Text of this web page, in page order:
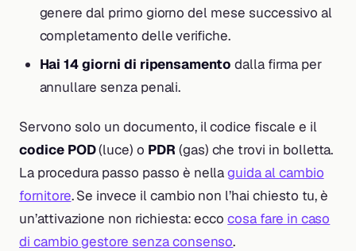
genere dal primo giorno del mese successivo al
completamento delle verifiche.
Hai 14 giorni di ripensamento dalla firma per
annullare senza penali.
Servono solo un documento, il codice fiscale e il
codice POD(luce) o PDR (gas) che trovi in bolletta.
La procedura passo passo è nellaguida al cambio
fornitore. Se invece il cambio non l’hai chiesto tu, è
un’attivazione non richiesta: eccocosa fare in caso
di cambio gestore senza consenso.